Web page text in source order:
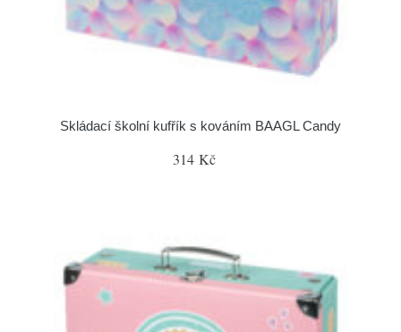
Skládací školní kufřík s kováním BAAGL Candy
314 Kč